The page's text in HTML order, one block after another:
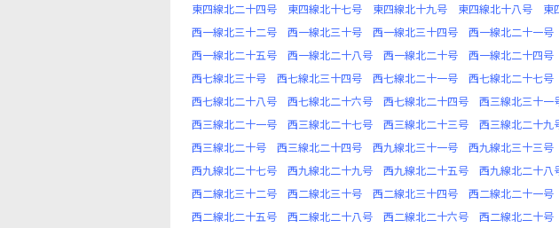
東四線北二十四号
東四線北十七号 東四線北十九号 東四線北十八号 東
西一線北三十二号
西一線北三十号 西一線北三十四号 西一線北二十一号
西一線北二十五号
西一線北二十八号 西一線北二十号 西一線北二十四号
西七線北三十号
西七線北三十四号 西七線北二十一号 西七線北二十七号
西七線北二十八号
西七線北二十六号 西七線北二十四号 西三線北三十一
西三線北二十一号
西三線北二十七号 西三線北二十三号 西三線北二十九
西三線北二十号
西三線北二十四号 西九線北三十一号 西九線北三十三号
西九線北二十七号
西九線北二十九号 西九線北二十五号 西九線北二十八
西二線北三十二号
西二線北三十号 西二線北三十四号 西二線北二十一号
西二線北二十五号
西二線北二十八号 西二線北二十六号 西二線北二十号